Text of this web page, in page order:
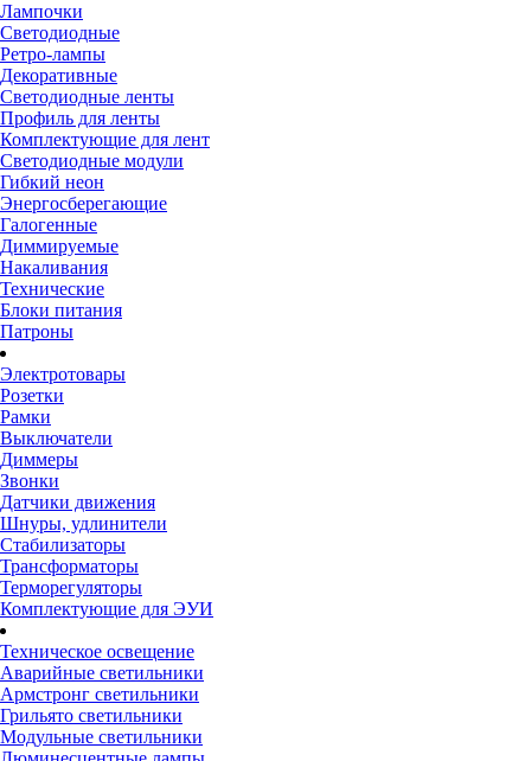
Лампочки
Светодиодные
Ретро-лампы
Декоративные
Светодиодные ленты
Профиль для ленты
Комплектующие для лент
Светодиодные модули
Гибкий неон
Энергосберегающие
Галогенные
Диммируемые
Накаливания
Технические
Блоки питания
Патроны
Электротовары
Розетки
Рамки
Выключатели
Диммеры
Звонки
Датчики движения
Шнуры, удлинители
Стабилизаторы
Трансформаторы
Терморегуляторы
Комплектующие для ЭУИ
Техническое освещение
Аварийные светильники
Армстронг светильники
Грильято светильники
Модульные светильники